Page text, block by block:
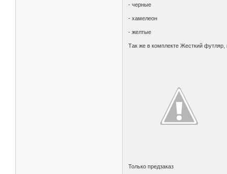
- черные
- хамелеон
- желтые
Так же в комплекте Жесткий футляр,
Только предзаказ